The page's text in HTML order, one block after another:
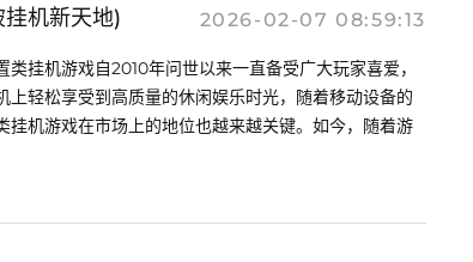
机新天地) 2026-02-07 08:59:13
挂机游戏自2010年问世以来一直备受广大玩家喜爱，
轻松享受到高质量的休闲娱乐时光，随着移动设备的
机游戏在市场上的地位也越来越关键。如今，随着游